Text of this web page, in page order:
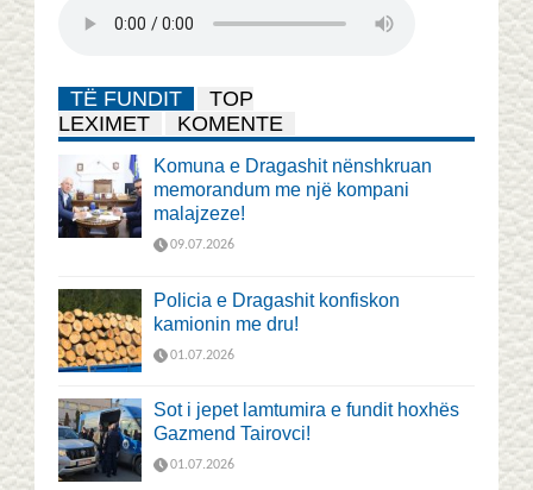
TË FUNDIT
TOP
LEXIMET
KOMENTE
Komuna e Dragashit nënshkruan
memorandum me një kompani
malajzeze!
09.07.2026
Policia e Dragashit konfiskon
kamionin me dru!
01.07.2026
Sot i jepet lamtumira e fundit hoxhës
Gazmend Tairovci!
01.07.2026